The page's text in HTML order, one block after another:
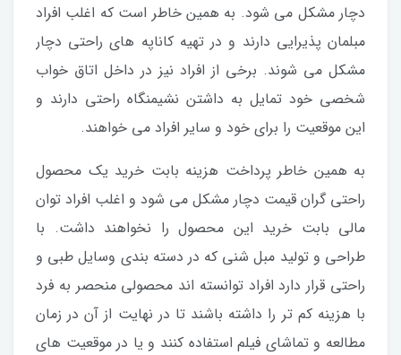
دچار مشکل می شود. به همین خاطر است که اغلب افراد
مبلمان پذیرایی دارند و در تهیه کاناپه های راحتی دچار
مشکل می شوند. برخی از افراد نیز در داخل اتاق خواب
شخصی خود تمایل به داشتن نشیمنگاه راحتی دارند و
این موقعیت را برای خود و سایر افراد می خواهند.
به همین خاطر پرداخت هزینه بابت خرید یک محصول
راحتی گران قیمت دچار مشکل می شود و اغلب افراد توان
مالی بابت خرید این محصول را نخواهند داشت. با
طراحی و تولید مبل شنی که در دسته بندی وسایل طبی و
راحتی قرار دارد افراد توانسته اند محصولی منحصر به فرد
با هزینه کم تر را داشته باشند تا در نهایت از آن در زمان
مطالعه و تماشای فیلم استفاده کنند و یا در موقعیت های